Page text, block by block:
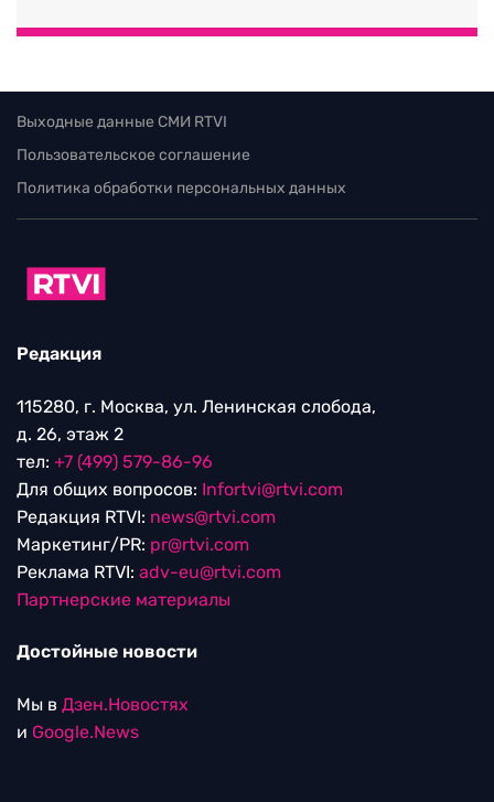
Выходные данные СМИ RTVI
Пользовательское соглашение
Политика обработки персональных данных
Редакция
115280, г. Москва, ул. Ленинская слобода,
д. 26, этаж 2
тел: +7 (499) 579-86-96
Для общих вопросов: Infortvi@rtvi.com
Редакция RTVI: news@rtvi.com
Маркетинг/PR: pr@rtvi.com
Реклама RTVI: adv-eu@rtvi.com
Партнерские материалы
Достойные новости
Мы в Дзен.Новостях
и Google.News